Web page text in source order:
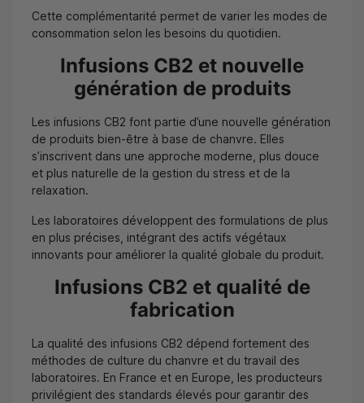
Cette complémentarité permet de varier les modes de
consommation selon les besoins du quotidien.
Infusions CB2 et nouvelle
génération de produits
Les infusions CB2 font partie d’une nouvelle génération
de produits bien-être à base de chanvre. Elles
s’inscrivent dans une approche moderne, plus douce
et plus naturelle de la gestion du stress et de la
relaxation.
Les laboratoires développent des formulations de plus
en plus précises, intégrant des actifs végétaux
innovants pour améliorer la qualité globale du produit.
Infusions CB2 et qualité de
fabrication
La qualité des infusions CB2 dépend fortement des
méthodes de culture du chanvre et du travail des
laboratoires. En France et en Europe, les producteurs
privilégient des standards élevés pour garantir des